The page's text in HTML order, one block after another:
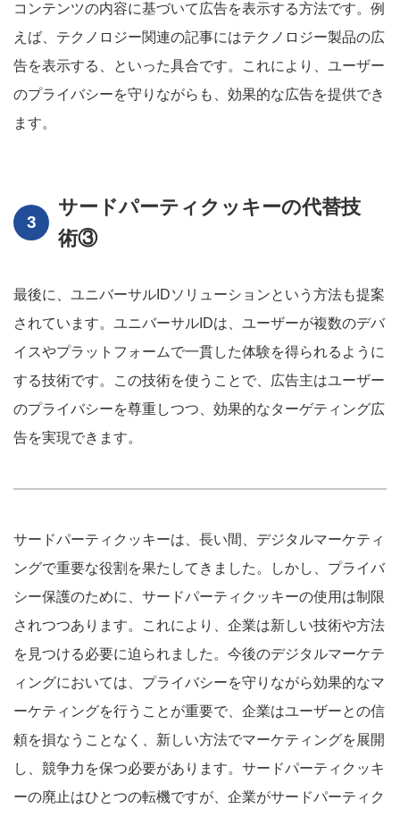
コンテンツの内容に基づいて広告を表示する方法です。例
えば、テクノロジー関連の記事にはテクノロジー製品の広
告を表示する、といった具合です。これにより、ユーザー
のプライバシーを守りながらも、効果的な広告を提供でき
ます。
サードパーティクッキーの代替技
術③
最後に、ユニバーサルIDソリューションという方法も提案
されています。ユニバーサルIDは、ユーザーが複数のデバ
イスやプラットフォームで一貫した体験を得られるように
する技術です。この技術を使うことで、広告主はユーザー
のプライバシーを尊重しつつ、効果的なターゲティング広
告を実現できます。
サードパーティクッキーは、長い間、デジタルマーケティ
ングで重要な役割を果たしてきました。しかし、プライバ
シー保護のために、サードパーティクッキーの使用は制限
されつつあります。これにより、企業は新しい技術や方法
を見つける必要に迫られました。今後のデジタルマーケテ
ィングにおいては、プライバシーを守りながら効果的なマ
ーケティングを行うことが重要で、企業はユーザーとの信
頼を損なうことなく、新しい方法でマーケティングを展開
し、競争力を保つ必要があります。サードパーティクッキ
ーの廃止はひとつの転機ですが、企業がサードパーティク